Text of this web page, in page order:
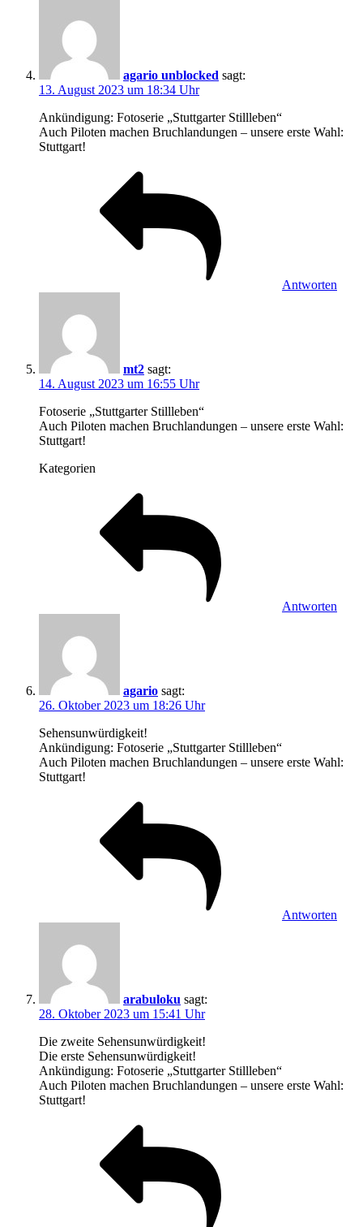
agario unblocked sagt:
13. August 2023 um 18:34 Uhr
Ankündigung: Fotoserie „Stuttgarter Stillleben“
Auch Piloten machen Bruchlandungen – unsere erste Wahl:
Stuttgart!
Antworten
mt2 sagt:
14. August 2023 um 16:55 Uhr
Fotoserie „Stuttgarter Stillleben“
Auch Piloten machen Bruchlandungen – unsere erste Wahl:
Stuttgart!
Kategorien
Antworten
agario sagt:
26. Oktober 2023 um 18:26 Uhr
Sehensunwürdigkeit!
Ankündigung: Fotoserie „Stuttgarter Stillleben“
Auch Piloten machen Bruchlandungen – unsere erste Wahl:
Stuttgart!
Antworten
arabuloku sagt:
28. Oktober 2023 um 15:41 Uhr
Die zweite Sehensunwürdigkeit!
Die erste Sehensunwürdigkeit!
Ankündigung: Fotoserie „Stuttgarter Stillleben“
Auch Piloten machen Bruchlandungen – unsere erste Wahl:
Stuttgart!